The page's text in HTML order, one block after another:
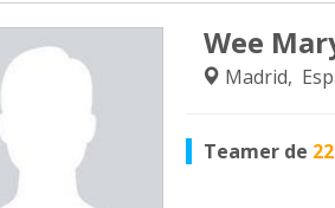
Wee
Madrid,
Teamer de